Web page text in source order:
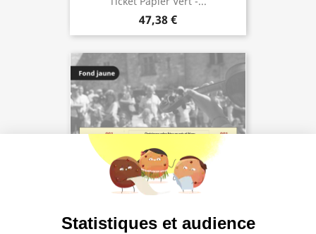
47,38 €
Statistiques et audience